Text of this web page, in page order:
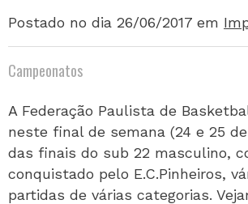
Postado no dia 26/06/2017 em
Campeonatos
A Federação Paulista de
neste final de semana (24 e 25
das finais do sub 22 masculino,
conquistado pelo E.C.Pinheiros,
partidas de várias categorias.